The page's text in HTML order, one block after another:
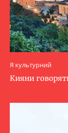
Я культурний
Кияни